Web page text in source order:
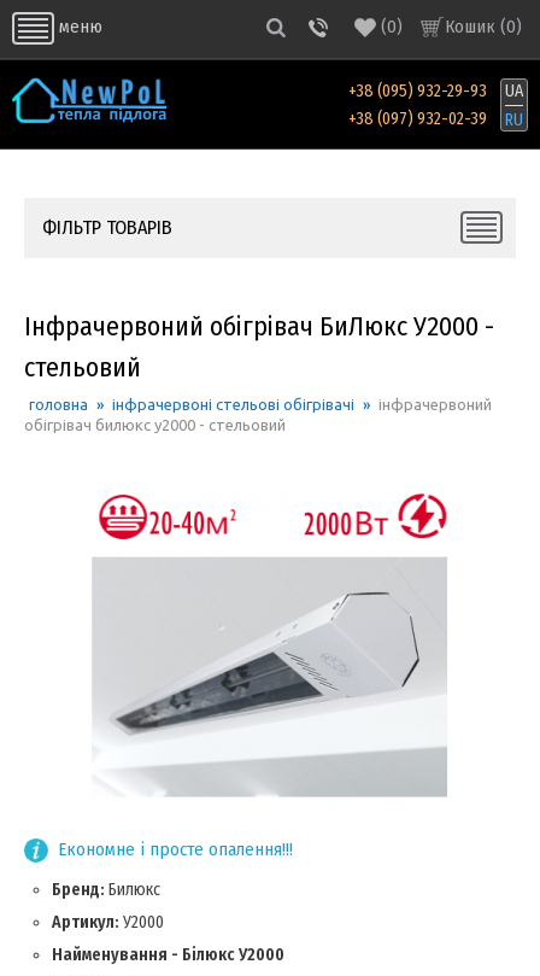
меню Кошик (0)
(0)
+38 (095) 932-29-93
+38 (097) 932-02-39
UA
RU
ФІЛЬТР ТОВАРІВ
Інфрачервоний обігрівач БиЛюкс У2000 -
стельовий
головна » інфрачервоні стельові обігрівачі » інфрачервоний
обігрівач билюкс у2000 - стельовий
Економне і просте опалення!!!
Бренд: Билюкс
Артикул: У2000
Найменування - Білюкс У2000